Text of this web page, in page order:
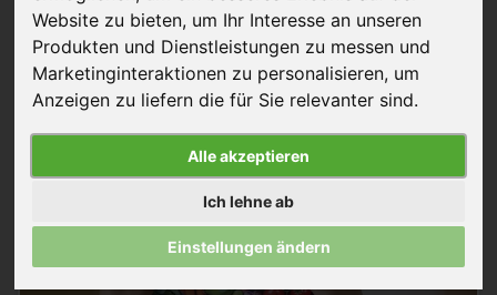
Website zu bieten, um Ihr Interesse an unseren
Produkten und Dienstleistungen zu messen und
Marketinginteraktionen zu personalisieren, um
Anzeigen zu liefern die für Sie relevanter sind.
Alle akzeptieren
Ich lehne ab
Einstellungen ändern
Neuer Praxisleitfaden für vegane
Großverpflegung